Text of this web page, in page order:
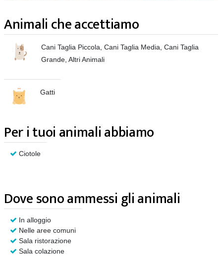
Animali che accettiamo
Cani Taglia Piccola, Cani Taglia Media, Cani Taglia
Grande, Altri Animali
Gatti
Per i tuoi animali abbiamo
Ciotole
Dove sono ammessi gli animali
In alloggio
Nelle aree comuni
Sala ristorazione
Sala colazione